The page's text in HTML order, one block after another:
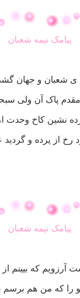
پیامک نیمه شعبان
ی شعبان و جهان
مقدم پاک آن ولی
نشین کاخ وحدت
رخ از پرده و گردید
پیامک نیمه شعبان
آرزویم که بیینم از
را که من هم برسم